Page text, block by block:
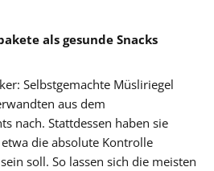
als gesunde Snacks
Selbstgemachte Müsliriegel
aus dem
nach. Stattdessen haben sie
die absolute Kontrolle
soll. So lassen sich die meisten